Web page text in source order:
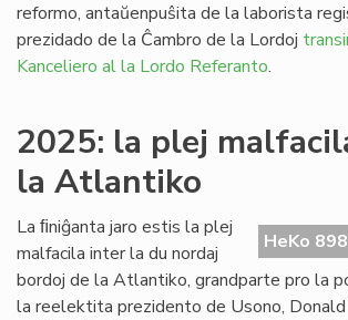
reformo, antaŭenpuŝita de la laborista
prezidado de la Ĉambro de la Lordoj
Kanceliero al la Lordo Referanto.
2025: la plej
la Atlantiko
HeKo
La ﬁniĝanta jaro estis la plej
malfacila inter la du nordaj
bordoj de la Atlantiko, grandparte pro la
la reelektita prezidento de Usono, Donald